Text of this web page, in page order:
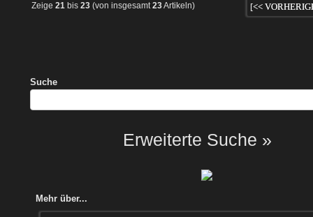
Zeige 21 bis 23 (von insgesamt23Artikeln) [<<
Suche
Erweiterte Suche »
Mehr über...